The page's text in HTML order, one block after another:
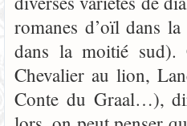
romanes d’oïl dans
dans la moitié sud).
Chevalier au lion,
Conte du Graal…),